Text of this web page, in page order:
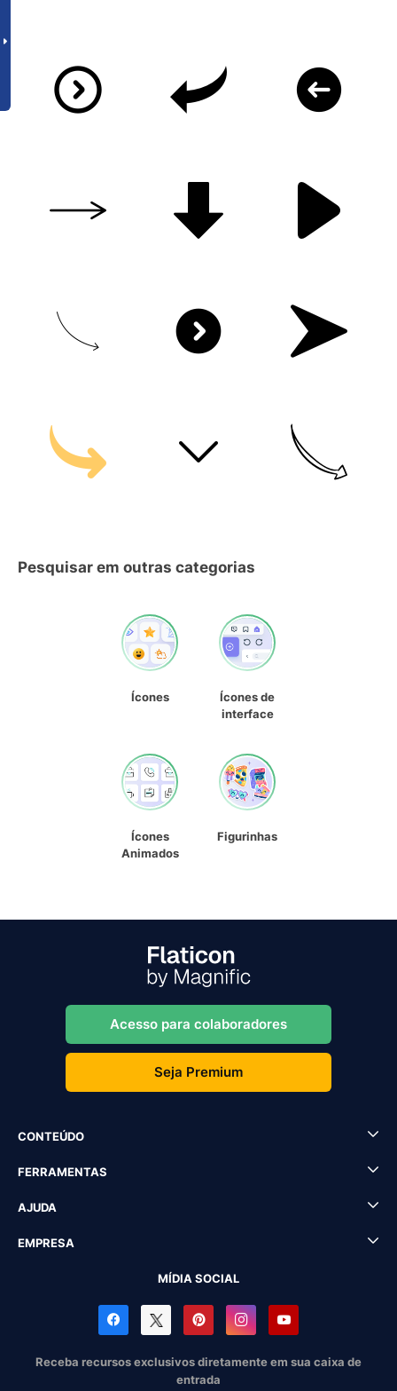
Pesquisar em outras categorias
Ícones
Ícones de
interface
Ícones
Animados
Figurinhas
Acesso para colaboradores
Seja Premium
CONTEÚDO
FERRAMENTAS
AJUDA
EMPRESA
MÍDIA SOCIAL
Receba recursos exclusivos diretamente em sua caixa de
entrada